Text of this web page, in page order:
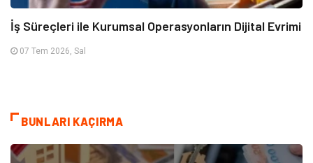
İş Süreçleri ile Kurumsal Operasyonların Dijital Evrimi
07 Tem 2026, Sal
BUNLARI KAÇIRMA